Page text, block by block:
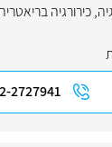
,כירורגיה
2727941